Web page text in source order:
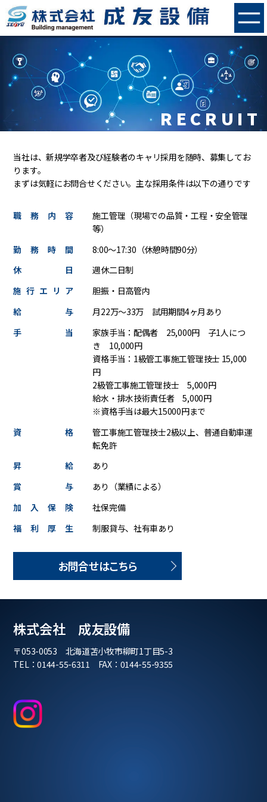
R E CR U I T
当社は、新規学卒者及び経験者のキャリ採用を随時、募集してお
ります。
まずは気軽にお問合せください。主な採用条件は以下の通りです
職務内容
施工管理（現場での品質・工程・安全管理
等）
勤務時間
8:00～17:30（休憩時間90分）
休日
週休二日制
施行エリア
胆振・日高管内
給与
月22万～33万 試用期間4ヶ月あり
手当
家族手当：配偶者 25,000円 子1人につ
き 10,000円
資格手当：1級管工事施工管理技士 15,000
円
2級管工事施工管理技士 5,000円
給水・排水技術責任者 5,000円
※資格手当は最大15000円まで
資格
管工事施工管理技士2級以上、普通自動車運
転免許
昇給
あり
賞与
あり（業績による）
加入保険
社保完備
福利厚生
制服貸与、社有車あり
お問合せはこちら
株式会社 成友設備
〒053-0053 北海道苫小牧市柳町1丁目5-3
TEL：0144-55-6311 FAX：0144-55-9355